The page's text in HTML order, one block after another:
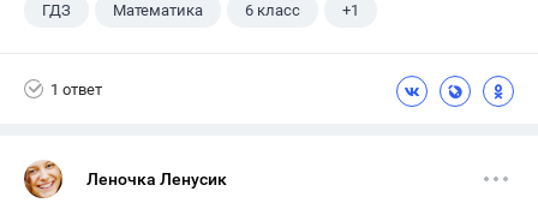
ГДЗ Математика 6 класс +1
1 ответ
Леночка Ленусик